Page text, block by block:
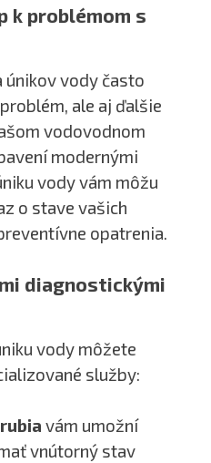
k problémom s
únikov vody často
ale aj ďalšie
vodovodnom
modernými
vody vám môžu
o stave vašich
opatrenia.
diagnostickými
vody môžete
služby:
vám umožní
vnútorný stav